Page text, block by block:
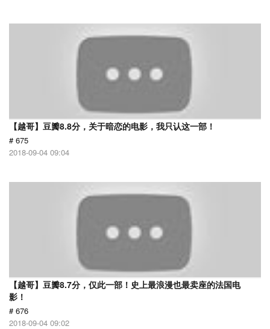
【越哥】豆瓣8.8分，关于暗恋的电影，我只认这一部！
# 675
2018-09-04 09:04
【越哥】豆瓣8.7分，仅此一部！史上最浪漫也最卖座的法国电
影！
# 676
2018-09-04 09:02